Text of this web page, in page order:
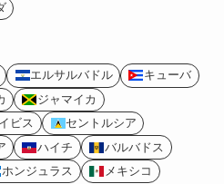
エルサルバドル
キューバ
ジャマイカ
ビス
セントルシア
ハイチ
バルバドス
ホンジュラス メキシコ